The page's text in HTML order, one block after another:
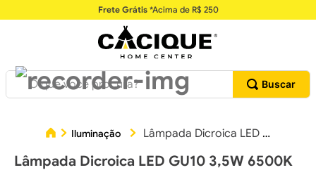
Frete Grátis*Acima de R$ 250
O que você procura?
Iluminação Lâmpada Dicroica LED GU10 3,5W 6500K Branco Frio - KIAN
Lâmpada Dicroica LED GU10 3,5W 6500K